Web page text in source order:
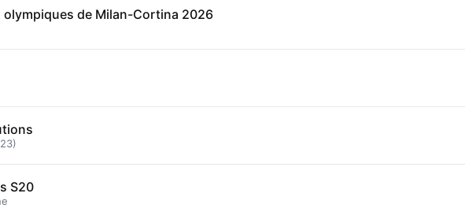
olympiques de Milan-Cortina 2026
S20